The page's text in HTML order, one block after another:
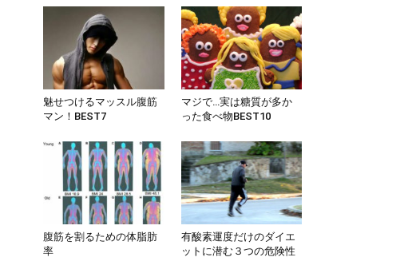
魅せつけるマッスル腹筋
マン！BEST7
マジで…実は糖質が多か
った食べ物BEST10
腹筋を割るための体脂肪
率
有酸素運度だけのダイエ
ットに潜む３つの危険性